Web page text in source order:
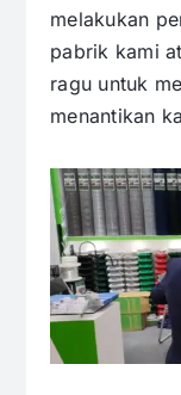
melakukan
pabrik kami
ragu untuk
menantikan